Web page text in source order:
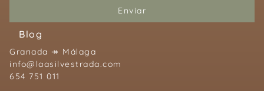
Enviar
Blog
Granada ↠ Málaga
info@laasilvestrada.com
654 751 011